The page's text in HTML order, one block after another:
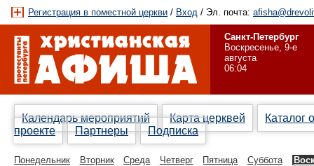
Регистрация в поместной церкви / Вход / Эл. почта:
Санкт-Петербург
Воскресенье, 9-е
августа
06:04
Календарь мероприятий Карта церквей
Каталог
проекте
Партнеры Подписка
Понедельник Вторник Среда Четверг Пятница Суббота